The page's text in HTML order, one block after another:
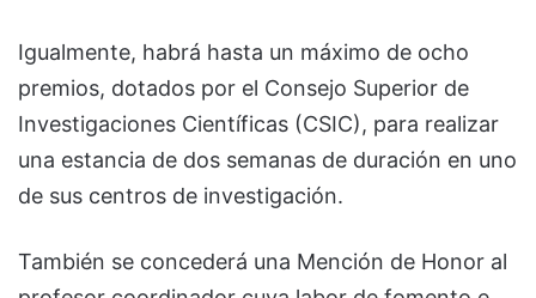
Igualmente, habrá hasta un máximo de ocho
premios, dotados por el Consejo Superior de
Investigaciones Científicas (CSIC), para realizar
una estancia de dos semanas de duración en uno
de sus centros de investigación.
También se concederá una Mención de Honor al